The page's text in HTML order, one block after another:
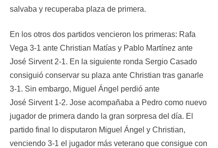
salvaba y recuperaba plaza de primera.
En los otros dos partidos vencieron los primeras: Rafa
Vega 3-1 ante Christian Matías y Pablo Martínez ante
José Sirvent 2-1. En la siguiente ronda Sergio Casado
consiguió conservar su plaza ante Christian tras ganarle
3-1. Sin embargo, Miguel Ángel perdió ante
José Sirvent 1-2. Jose acompañaba a Pedro como nuevo
jugador de primera dando la gran sorpresa del día. El
partido final lo disputaron Miguel Ángel y Christian,
venciendo 3-1 el jugador más veterano que consigue con